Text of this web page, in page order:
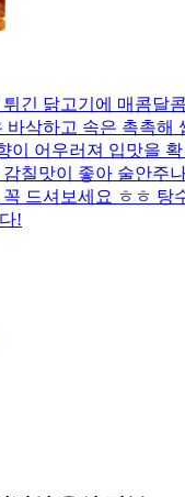
긴 닭고기에 매콤달
삭하고 속은 촉촉해
이 어우러져 입맛을
칠맛이 좋아 술안주
드셔보세요 ㅎㅎ 탕
!